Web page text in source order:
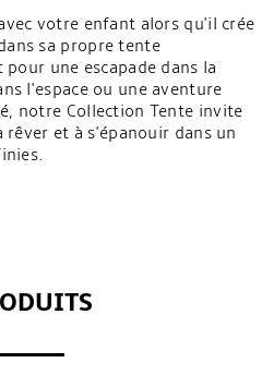
votre enfant alors qu'il crée
sa propre tente
une escapade dans la
l'espace ou une aventure
notre Collection Tente invite
et à s'épanouir dans un